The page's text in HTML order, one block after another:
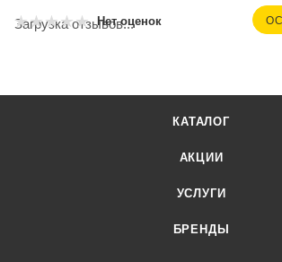
Нет оценок
Загрузка отзывов...
КАТАЛОГ
АКЦИИ
УСЛУГИ
БРЕНДЫ